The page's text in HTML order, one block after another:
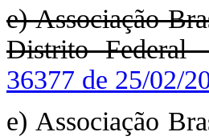
e) Associação
Distrito Federal
36377 de 25/02/
e) Associação